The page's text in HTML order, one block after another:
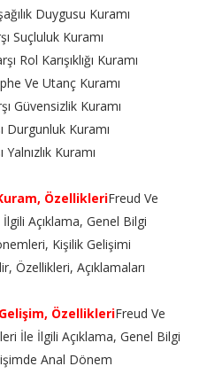
Duygusu Kuramı
Suçluluk Kuramı
Rol Karışıklığı Kuramı
Ve Utanç Kuramı
Güvensizlik Kuramı
Durgunluk Kuramı
Yalnızlık Kuramı
ÖzellikleriFreud Ve
Açıklama, Genel Bilgi
Kişilik Gelişimi
Özellikleri, Açıklamaları
ÖzellikleriFreud Ve
İle İlgili Açıklama, Genel Bilgi
Anal Dönem